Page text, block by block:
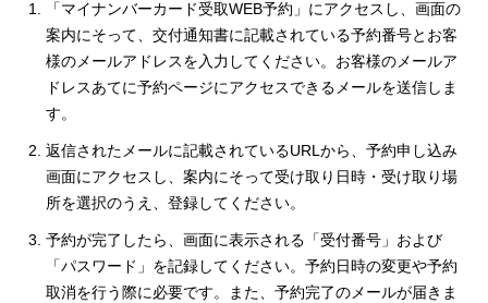
「マイナンバーカード受取WEB予約」にアクセスし、画面の
案内にそって、交付通知書に記載されている予約番号とお客
様のメールアドレスを入力してください。お客様のメールア
ドレスあてに予約ページにアクセスできるメールを送信しま
す。
返信されたメールに記載されているURLから、予約申し込み
画面にアクセスし、案内にそって受け取り日時・受け取り場
所を選択のうえ、登録してください。
予約が完了したら、画面に表示される「受付番号」および
「パスワード」を記録してください。予約日時の変更や予約
取消を行う際に必要です。また、予約完了のメールが届きま